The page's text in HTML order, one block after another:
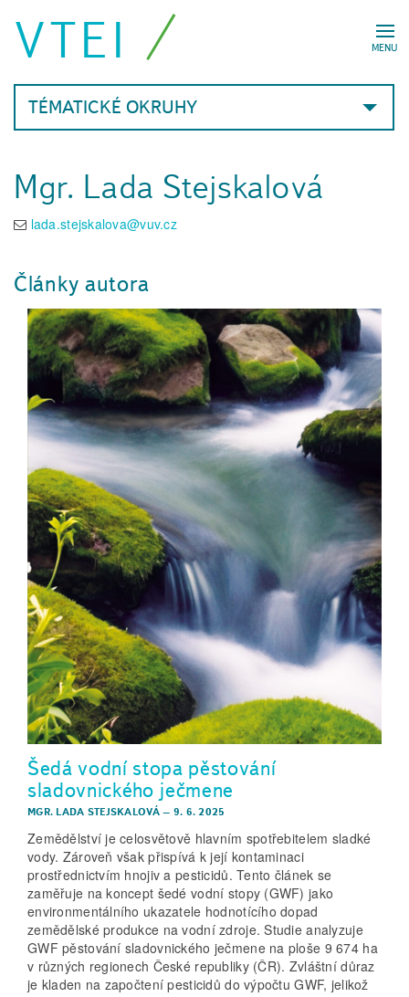
MENU
VTEI
TÉMATICKÉ OKRUHY
Mgr. Lada Stejskalová
lada.stejskalova@vuv.cz
Články autora
Šedá vodní stopa pěstování
sladovnického ječmene
MGR. LADA STEJSKALOVÁ– 9. 6. 2025
Zemědělství je celosvětově hlavním spotřebitelem sladké
vody. Zároveň však přispívá k její kontaminaci
prostřednictvím hnojiv a pesticidů. Tento článek se
zaměřuje na koncept šedé vodní stopy (GWF) jako
environmentálního ukazatele hodnotícího dopad
zemědělské produkce na vodní zdroje. Studie analyzuje
GWF pěstování sladovnického ječmene na ploše 9 674 ha
v různých regionech České republiky (ČR). Zvláštní důraz
je kladen na započtení pesticidů do výpočtu GWF, jelikož